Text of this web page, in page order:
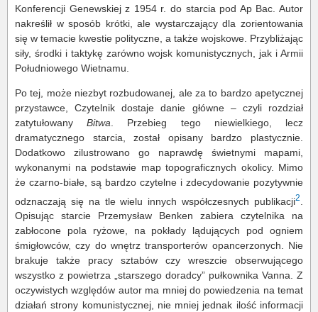
Konferencji Genewskiej z 1954 r. do starcia pod Ap Bac. Autor
nakreślił w sposób krótki, ale wystarczający dla zorientowania
się w temacie kwestie polityczne, a także wojskowe. Przybliżając
siły, środki i taktykę zarówno wojsk komunistycznych, jak i Armii
Południowego Wietnamu.
Po tej, może niezbyt rozbudowanej, ale za to bardzo apetycznej
przystawce, Czytelnik dostaje danie główne – czyli rozdział
zatytułowanyBitwa . Przebieg tego niewielkiego, lecz
dramatycznego starcia, został opisany bardzo plastycznie.
Dodatkowo zilustrowano go naprawdę świetnymi mapami,
wykonanymi na podstawie map topograficznych okolicy. Mimo
że czarno-białe, są bardzo czytelne i zdecydowanie pozytywnie
odznaczają się na tle wielu innych współczesnych publikacji2
Opisując starcie Przemysław Benken zabiera czytelnika na
zabłocone pola ryżowe, na pokłady lądujących pod ogniem
śmigłowców, czy do wnętrz transporterów opancerzonych. Nie
brakuje także pracy sztabów czy wreszcie obserwującego
wszystko z powietrza „starszego doradcy” pułkownika Vanna. Z
oczywistych względów autor ma mniej do powiedzenia na temat
działań strony komunistycznej, nie mniej jednak ilość informacji